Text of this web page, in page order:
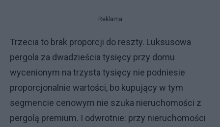
Reklama
Trzecia to brak proporcji do reszty. Luksusowa
pergola za dwadzieścia tysięcy przy domu
wycenionym na trzysta tysięcy nie podniesie
proporcjonalnie wartości, bo kupujący w tym
segmencie cenowym nie szuka nieruchomości z
pergolą premium. I odwrotnie: przy nieruchomości